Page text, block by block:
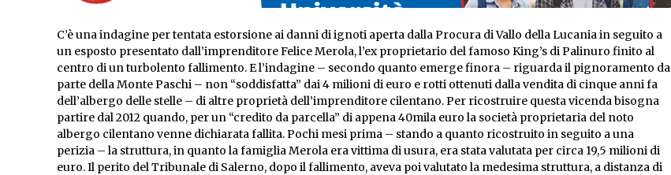
C’è una indagine per tentata estorsione ai danni di ignoti aperta dalla Procura di Vallo della Lucania in seguito a
un esposto presentato dall’imprenditore Felice Merola, l’ex proprietario del famoso King’s di Palinuro finito al
centro di un turbolento fallimento. E l’indagine – secondo quanto emerge finora – riguarda il pignoramento da
parte della Monte Paschi – non “soddisfatta” dai 4 milioni di euro e rotti ottenuti dalla vendita di cinque anni fa
dell’albergo delle stelle – di altre proprietà dell’imprenditore cilentano. Per ricostruire questa vicenda bisogna
partire dal 2012 quando, per un “credito da parcella” di appena 40mila euro la società proprietaria del noto
albergo cilentano venne dichiarata fallita. Pochi mesi prima – stando a quanto ricostruito in seguito a una
perizia – la struttura, in quanto la famiglia Merola era vittima di usura, era stata valutata per circa 19,5 milioni di
euro. Il perito del Tribunale di Salerno, dopo il fallimento, aveva poi valutato la medesima struttura, a distanza di